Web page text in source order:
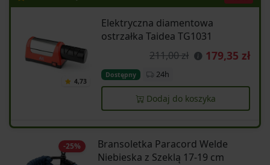
4,73
Elektryczna diamentowa
ostrzałka Taidea TG1031
211,00 zł
179,35 zł
Dostępny 24h
Dodaj do koszyka
-25%
Bransoletka Paracord Welde
Niebieska z Szeklą 17-19 cm